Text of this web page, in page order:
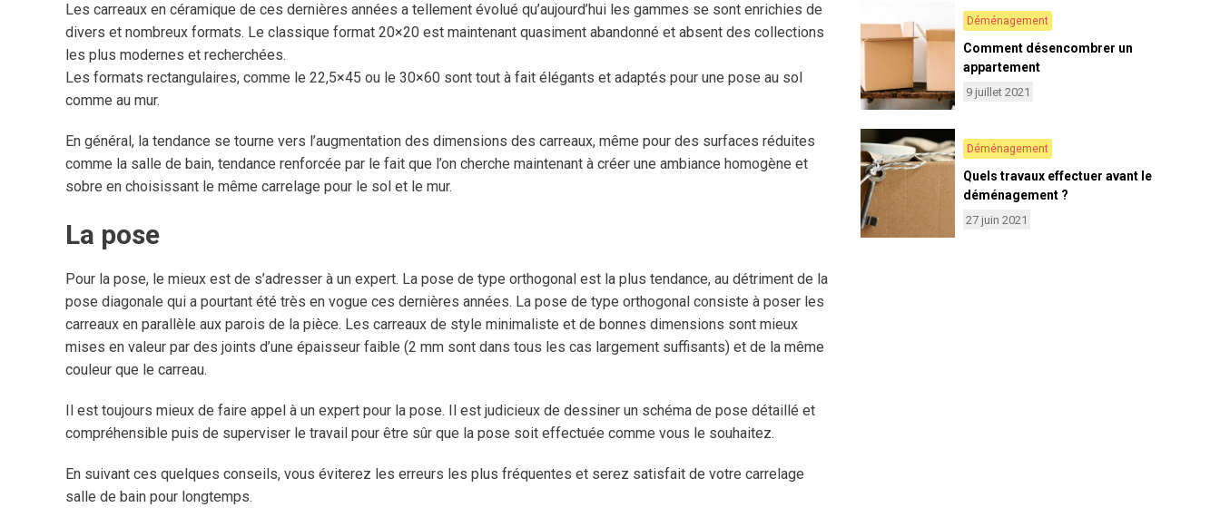
Les carreaux en céramique de ces dernières années a tellement évolué qu’aujourd’hui les gammes se sont enrichies de
divers et nombreux formats. Le classique format 20×20 est maintenant quasiment abandonné et absent des collections
les plus modernes et recherchées.
Les formats rectangulaires, comme le 22,5×45 ou le 30×60 sont tout à fait élégants et adaptés pour une pose au sol
comme au mur.
En général, la tendance se tourne vers l’augmentation des dimensions des carreaux, même pour des surfaces réduites
comme la salle de bain, tendance renforcée par le fait que l’on cherche maintenant à créer une ambiance homogène et
sobre en choisissant le même carrelage pour le sol et le mur.
La pose
Pour la pose, le mieux est de s’adresser à un expert. La pose de type orthogonal est la plus tendance, au détriment de la
pose diagonale qui a pourtant été très en vogue ces dernières années. La pose de type orthogonal consiste à poser les
carreaux en parallèle aux parois de la pièce. Les carreaux de style minimaliste et de bonnes dimensions sont mieux
mises en valeur par des joints d’une épaisseur faible (2 mm sont dans tous les cas largement suffisants) et de la même
couleur que le carreau.
Il est toujours mieux de faire appel à un expert pour la pose. Il est judicieux de dessiner un schéma de pose détaillé et
compréhensible puis de superviser le travail pour être sûr que la pose soit effectuée comme vous le souhaitez.
En suivant ces quelques conseils, vous éviterez les erreurs les plus fréquentes et serez satisfait de votre carrelage
salle de bain pour longtemps.
Déménagement
Comment désencombrer un
appartement
9 juillet 2021
Déménagement
Quels travaux effectuer avant le
déménagement ?
27 juin 2021